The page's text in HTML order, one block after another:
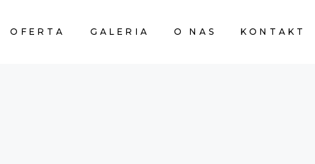
OFERTA GALERIA O NAS KONTAKT